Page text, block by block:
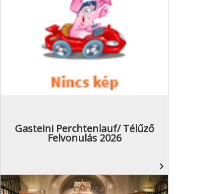
Gasteini Perchtenlauf/ Télűző
Felvonulás 2026
navigate_next